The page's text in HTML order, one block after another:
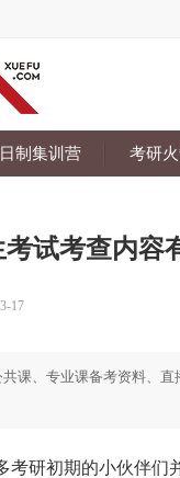
制集训营 考研
试考查内容
17
课、专业课备考资料、
研初期的小伙伴们